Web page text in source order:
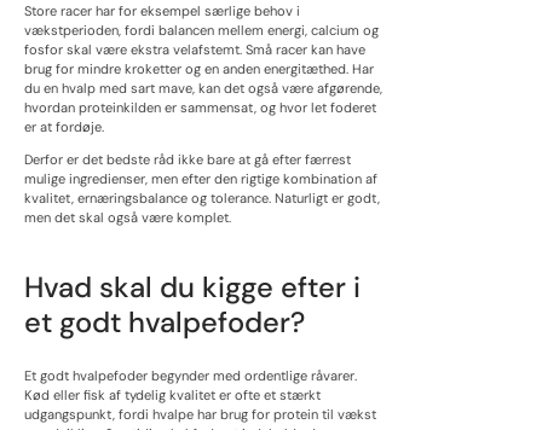
Store racer har for eksempel særlige behov i
vækstperioden, fordi balancen mellem energi, calcium og
fosfor skal være ekstra velafstemt. Små racer kan have
brug for mindre kroketter og en anden energitæthed. Har
du en hvalp med sart mave, kan det også være afgørende,
hvordan proteinkilden er sammensat, og hvor let foderet
er at fordøje.
Derfor er det bedste råd ikke bare at gå efter færrest
mulige ingredienser, men efter den rigtige kombination af
kvalitet, ernæringsbalance og tolerance. Naturligt er godt,
men det skal også være komplet.
Hvad skal du kigge efter i
et godt hvalpefoder?
Et godt hvalpefoder begynder med ordentlige råvarer.
Kød eller fisk af tydelig kvalitet er ofte et stærkt
udgangspunkt, fordi hvalpe har brug for protein til vækst